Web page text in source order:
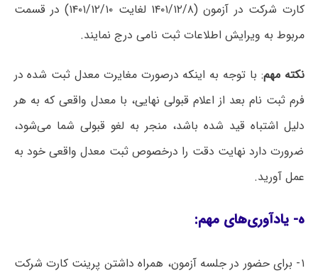
کارت شرکت در آزمون (۱۴۰۱/۱۲/۸ لغایت ۱۴۰۱/۱۲/۱۰) در قسمت
مربوط به ویرایش اطلاعات ثبت نامی درج نمایند.
نکته مهم: با توجه به اینکه درصورت مغایرت معدل ثبت شده در
فرم ثبت نام بعد از اعلام قبولی نهایی، با معدل واقعی که به هر
دلیل اشتباه قید شده باشد، منجر به لغو قبولی شما می‌شود،
ضرورت دارد نهایت دقت را درخصوص ثبت معدل واقعی خود به
عمل آورید.
ه- یادآوری‌های مهم:
۱- برای حضور در جلسه آزمون، همراه داشتن پرینت کارت شرکت